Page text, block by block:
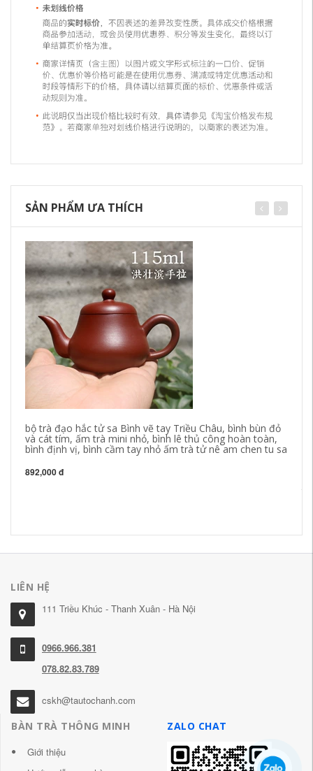
SẢN PHẨM ƯA THÍCH
bộ trà đạo hắc tử sa Bình vẽ tay Triều Châu, bình bùn đỏ
và cát tím, ấm trà mini nhỏ, bình lê thủ công hoàn toàn,
bình định vị, bình cầm tay nhỏ ấm trà tử nê am chen tu sa
892,000 đ
LIÊN HỆ
111 Triều Khúc - Thanh Xuân - Hà Nội
0966.966.381
078.82.83.789
cskh@tautochanh.com
BÀN TRÀ THÔNG MINH
Giới thiệu
ZALO CHAT